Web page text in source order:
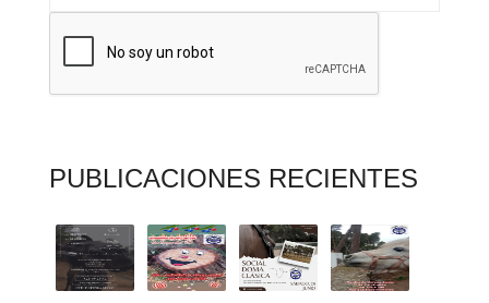
PUBLICACIONES RECIENTES